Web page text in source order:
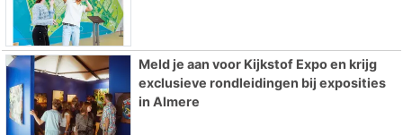
Meld je aan voor Kijkstof Expo en krijg
exclusieve rondleidingen bij exposities
in Almere